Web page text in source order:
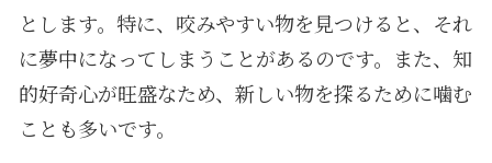
とします。特に、咬みやすい物を見つけると、それ
に夢中になってしまうことがあるのです。また、知
的好奇心が旺盛なため、新しい物を探るために噛む
ことも多いです。